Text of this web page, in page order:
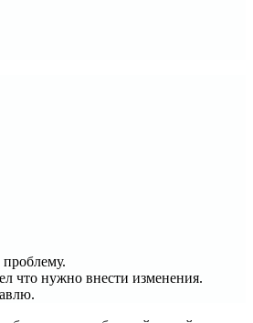
что нужно внести изменения.